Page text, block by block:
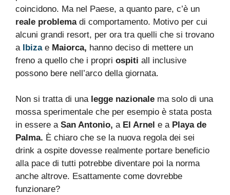
coincidono. Ma nel Paese, a quanto pare, c’è un
reale problemadi comportamento. Motivo per cui
alcuni grandi resort, per ora tra quelli che si trovano
a Ibizae Maiorca, hanno deciso di mettere un
freno a quello che i propri ospiti all inclusive
possono bere nell’arco della giornata.
Non si tratta di una legge nazionale ma solo di una
mossa sperimentale che per esempio è stata posta
in essere a San Antonio, a El Arnel e a Playa de
Palma. È chiaro che se la nuova regola dei sei
drink a ospite dovesse realmente portare beneficio
alla pace di tutti potrebbe diventare poi la norma
anche altrove. Esattamente come dovrebbe
funzionare?